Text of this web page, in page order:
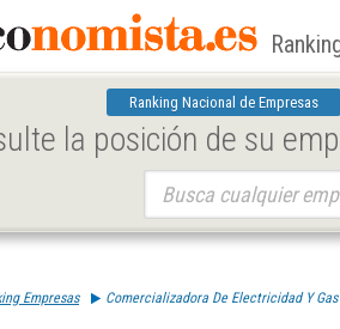
Ranking Nacional de Empresas
la posición de su
Empresas Comercializadora De Electricidad Y